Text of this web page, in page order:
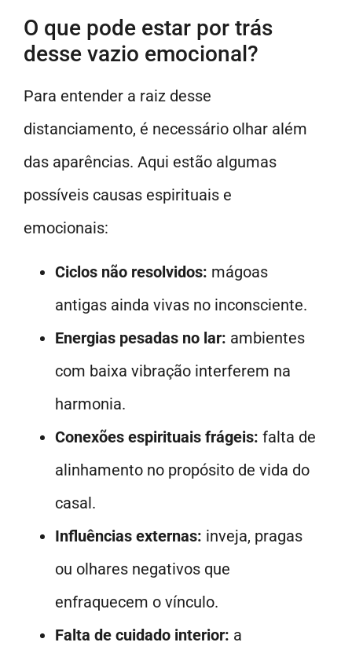
O que pode estar por trás
desse vazio emocional?
Para entender a raiz desse
distanciamento, é necessário olhar além
das aparências. Aqui estão algumas
possíveis causas espirituais e
emocionais:
Ciclos não resolvidos: mágoas
antigas ainda vivas no inconsciente.
Energias pesadas no lar: ambientes
com baixa vibração interferem na
harmonia.
Conexões espirituais frágeis: falta de
alinhamento no propósito de vida do
casal.
Influências externas: inveja, pragas
ou olhares negativos que
enfraquecem o vínculo.
Falta de cuidado interior: a